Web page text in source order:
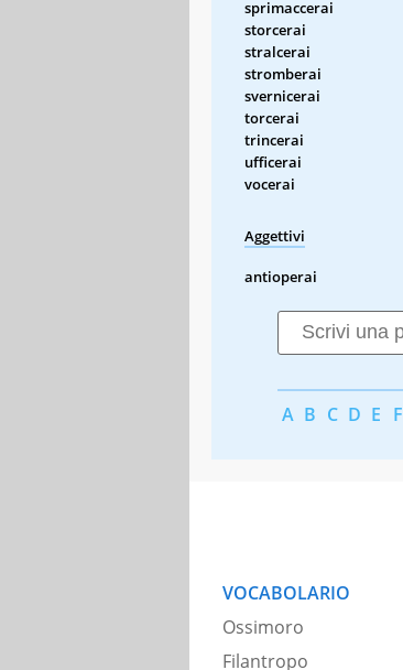
sprimaccerai
storcerai
stralcerai
stromberai
svernicerai
torcerai
trincerai
ufficerai
vocerai
Aggettivi
antioperai
A B C D E F
VOCABOLARIO
Ossimoro
Filantropo